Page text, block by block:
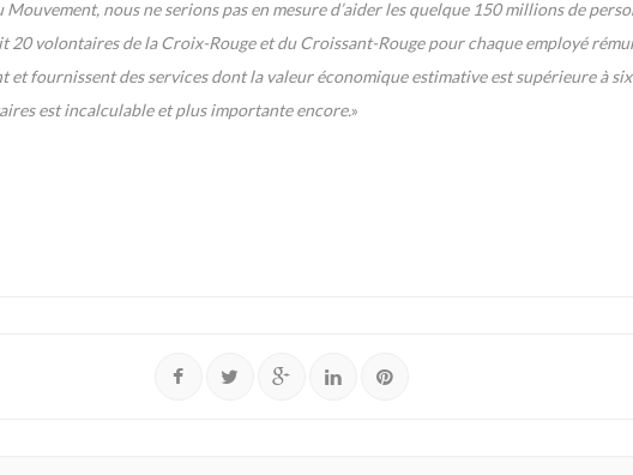
nous ne serions pas en mesure d’aider les quelque 150 millions de
20 volontaires de la Croix-Rouge et du Croissant-Rouge pour chaque employé
et fournissent des services dont la valeur économique estimative est supérieure à
est incalculable et plus importante encore.»